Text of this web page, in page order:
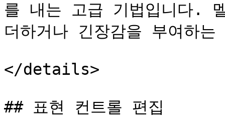
를 내는 고급 기법입니다.
더하거나 긴장감을 부여하
</details>
## 표현 컨트롤 편집